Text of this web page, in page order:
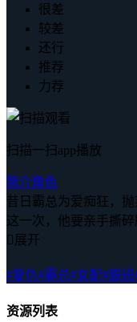
很差
较差
还行
推荐
力荐
扫描一扫app播放
简介角色
昔日霸总为爱痴狂，
这一次，他要亲手撕
 展开
#复仇#霸总#女配#跟班
资源列表